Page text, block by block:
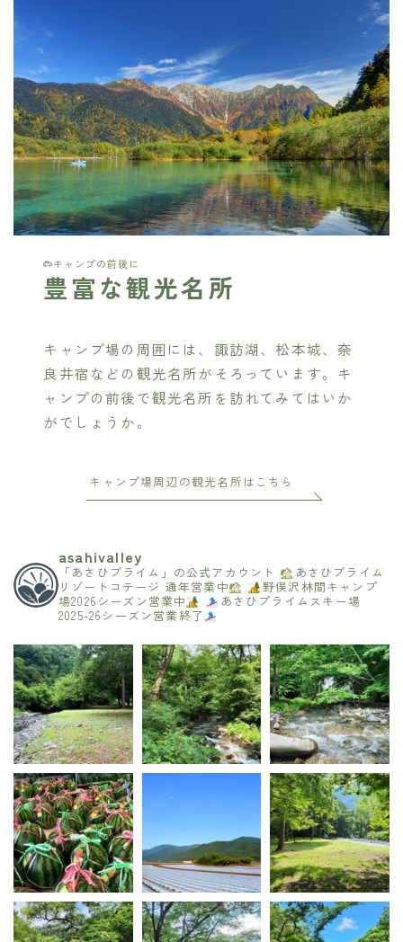
キャンプの前後に
豊富な観光名所
キャンプ場の周囲には、諏訪湖、松本城、奈
良井宿などの観光名所がそろっています。キ
ャンプの前後で観光名所を訪れてみてはいか
がでしょうか。
キャンプ場周辺の観光名所はこちら
asahivalley
「あさひプライム」の公式アカウント
あさひプライム
リゾートコテージ 通年営業中
野俣沢林間キャンプ
場2026シーズン営業中
あさひプライムスキー場
2025-26シーズン営業終了